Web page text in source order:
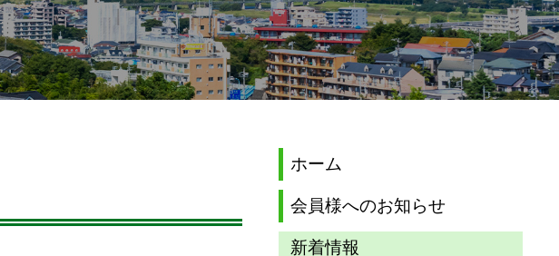
ホーム
会員様へのお知らせ
新着情報